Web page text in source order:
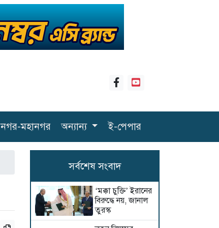
নগর-মহানগর অন্যান্য ই-পেপার
সর্বশেষ সংবাদ
‘মক্কা চুক্তি’ ইরানের
বিরুদ্ধে নয়, জানাল
তুরস্ক